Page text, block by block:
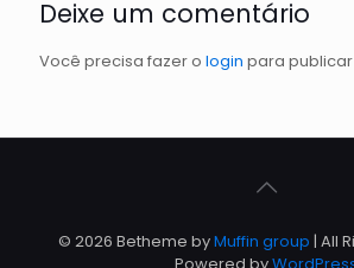
Deixe um comentário
Você precisa fazer o login para
© 2026 Betheme byMuffin group | All